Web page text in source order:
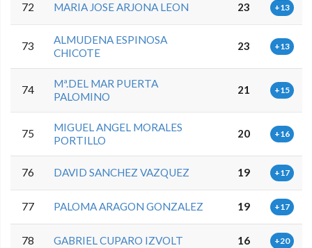
72 MARIA JOSE ARJONA LEON 23 +13
73
ALMUDENA ESPINOSA
CHICOTE
23 +13
74
Mª.DEL MAR PUERTA
PALOMINO
21 +15
75
MIGUEL ANGEL MORALES
PORTILLO
20 +16
76 DAVID SANCHEZ VAZQUEZ 19 +17
77 PALOMA ARAGON GONZALEZ 19 +17
78 GABRIEL CUPARO IZVOLT 16 +20